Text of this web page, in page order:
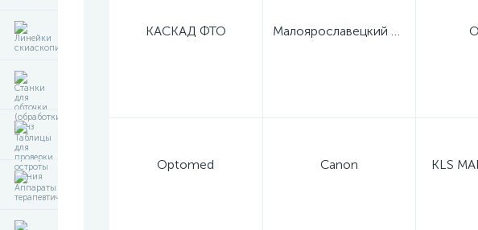
КАСКАД ФТО Малоярославецкий приборный завод
Optomed Canon KLS